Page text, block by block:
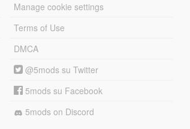
Manage cookie settings
Terms of Use
DMCA
@5mods su Twitter
5mods su Facebook
5mods on Discord